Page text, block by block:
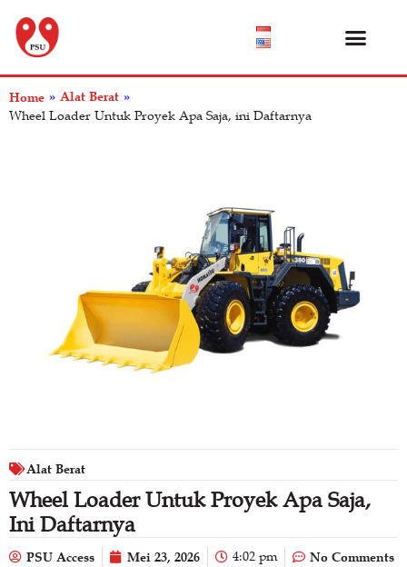
Home » Alat Berat »
Wheel Loader Untuk Proyek Apa Saja, ini Daftarnya
Alat Berat
Wheel Loader Untuk Proyek Apa Saja,
Ini Daftarnya
PSU Access Mei 23, 2026 4:02 pm No Comments